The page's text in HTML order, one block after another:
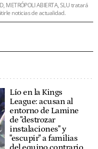
METRÓPOLI ABIERTA, SLU tratará
noticias de actualidad.
Lío en la Kings
League: acusan al
entorno de Lamine
de "destrozar
instalaciones" y
"escupir" a familias